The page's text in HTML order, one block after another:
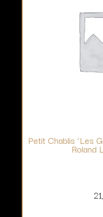
Petit Chablis ‘Les
Roland